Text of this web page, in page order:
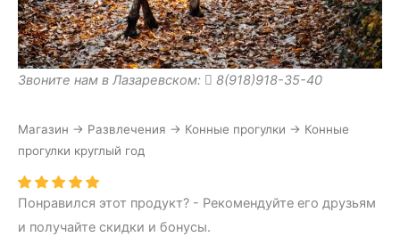
Звоните нам в Лазаревском: 8(918)918-35-40
Магазин → Развлечения → Конные прогулки → Конные
прогулки круглый год
Понравился этот продукт? - Рекомендуйте его друзьям
и получайте скидки и бонусы.